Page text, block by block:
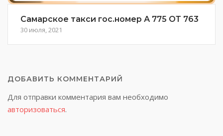
Самарское такси гос.номер А 775 ОТ 763
30 июля, 2021
ДОБАВИТЬ КОММЕНТАРИЙ
Для отправки комментария вам необходимо
авторизоваться.